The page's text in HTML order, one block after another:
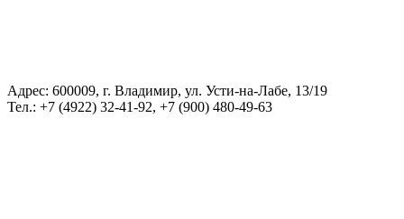
Адрес: 600009, г. Владимир, ул. Усти-на-Лабе, 13/19
Тел.: +7 (4922) 32-41-92, +7 (900) 480-49-63